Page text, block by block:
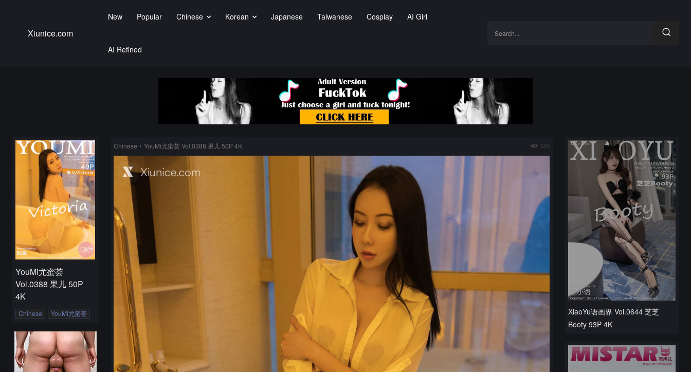
Xiunice.com
New Popular Chinese Korean Japanese Taiwanese Cosplay AI Girl
AI Refined
Search...
YouMi尤蜜荟
Vol.0388 果儿 50P
4K
Chinese YouMi尤蜜荟
Chinese YouMi尤蜜荟 Vol.0388 果儿 50P 4K 635
XiaoYu语画界 Vol.0644 芝芝
Booty 93P 4K